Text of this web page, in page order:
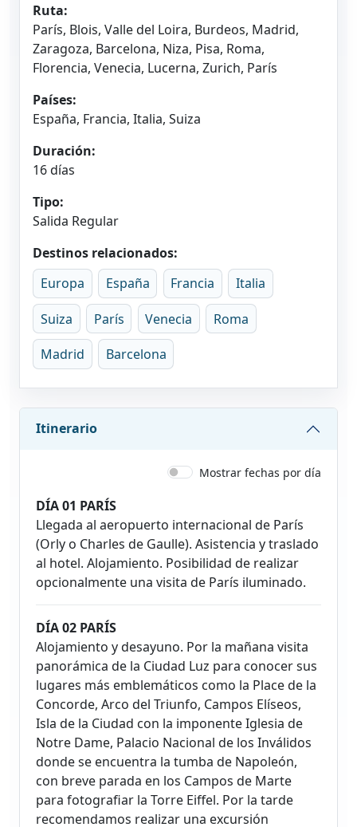
Ruta:
París, Blois, Valle del Loira, Burdeos, Madrid,
Zaragoza, Barcelona, Niza, Pisa, Roma,
Florencia, Venecia, Lucerna, Zurich, París
Países:
España, Francia, Italia, Suiza
Duración:
16 días
Tipo:
Salida Regular
Destinos relacionados:
Europa
España Francia Italia
Suiza París Venecia Roma
Madrid Barcelona
Itinerario
Mostrar fechas por día
DÍA 01 PARÍS
Llegada al aeropuerto internacional de París
(Orly o Charles de Gaulle). Asistencia y traslado
al hotel. Alojamiento. Posibilidad de realizar
opcionalmente una visita de París iluminado.
DÍA 02 PARÍS
Alojamiento y desayuno. Por la mañana visita
panorámica de la Ciudad Luz para conocer sus
lugares más emblemáticos como la Place de la
Concorde, Arco del Triunfo, Campos Elíseos,
Isla de la Ciudad con la imponente Iglesia de
Notre Dame, Palacio Nacional de los Inválidos
donde se encuentra la tumba de Napoleón,
con breve parada en los Campos de Marte
para fotografiar la Torre Eiffel. Por la tarde
recomendamos realizar una excursión